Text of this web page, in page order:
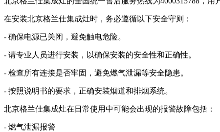
在安装北京格兰仕集成灶时，务必遵循以下安全守则：
- 确保电源已关闭，避免触电危险。
- 请专业人员进行安装，以确保安装的安全性和正确性。
- 检查所有连接是否牢固，避免燃气泄漏等安全隐患。
- 按照说明书的要求，正确安装烟道和排烟系统。
北京格兰仕集成灶在日常使用中可能会出现的报警故障包括：
- 燃气泄漏报警